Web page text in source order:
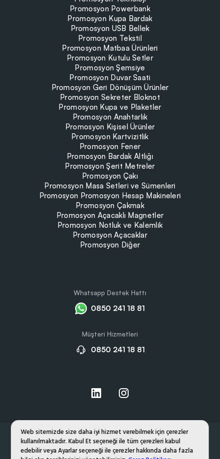
Web sitemizde size daha iyi hizmet verebilmek için çerezler
kullanılmaktadır. Kabul Et seçeneği ile tüm çerezleri kabul
edebilir veya Ayarlar seçeneği ile çerezler hakkında daha fazla
Promosyon Powerbank
Promosyon Kupa Bardak
Promosyon USB Bellek
Promosyon Tekstil
Promosyon Matbaa Ürünleri
Promosyon Kutulu Setler
Promosyon Şemsiye
Promosyon Duvar Saati
Promosyon Geri Dönüşüm Ürünler
Promosyon Sekreter Bloknot
Promosyon Kupa ve Plaketler
Promosyon Anahtarlık
Promosyon Kişisel Ürünler
Promosyon Kartvizitlik
Promosyon Fener
Promosyon Bardak Altlığı
Promosyon Şerit Metreler
Promosyon Çakı
Promosyon Masa Setleri ve Sümenleri
Promosyon Promosyon Hesap Makineleri
Promosyon Çakmak
Promosyon Açacaklı Magnetler
Promosyon Notluk ve Kalemlik
Promosyon Açacaklar
Promosyon Diğer
Whatsapp Destek Hattı
0850 241 18 81
Müşteri Hizmetleri
0850 241 18 81
Hakkımızda
Gizlilik ve Çerez Politikası
Kişisel Verilerin Korunması